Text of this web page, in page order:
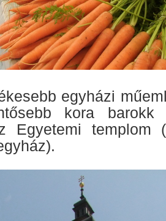
egyházi
kora barokk
Egyetemi templom